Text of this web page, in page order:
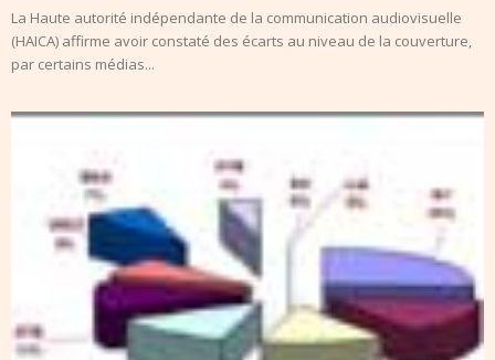
La Haute autorité indépendante de la communication audiovisuelle
(HAICA) affirme avoir constaté des écarts au niveau de la couverture,
par certains médias...